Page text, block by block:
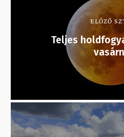
ELŐZŐ
Teljes